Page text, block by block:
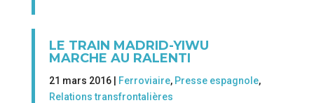
LE TRAIN MADRID-YIWU
MARCHE AU RALENTI
21 mars 2016 | Ferroviaire, Presse espagnole,
Relations transfrontalières